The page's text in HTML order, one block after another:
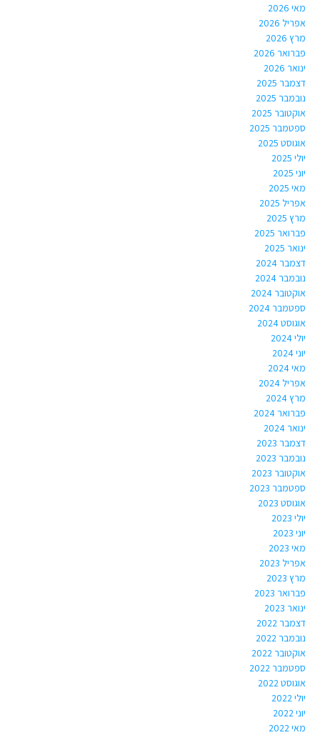
מאי 2026
אפריל 2026
מרץ 2026
פברואר 2026
ינואר 2026
דצמבר 2025
נובמבר 2025
אוקטובר 2025
ספטמבר 2025
אוגוסט 2025
יולי 2025
יוני 2025
מאי 2025
אפריל 2025
מרץ 2025
פברואר 2025
ינואר 2025
דצמבר 2024
נובמבר 2024
אוקטובר 2024
ספטמבר 2024
אוגוסט 2024
יולי 2024
יוני 2024
מאי 2024
אפריל 2024
מרץ 2024
פברואר 2024
ינואר 2024
דצמבר 2023
נובמבר 2023
אוקטובר 2023
ספטמבר 2023
אוגוסט 2023
יולי 2023
יוני 2023
מאי 2023
אפריל 2023
מרץ 2023
פברואר 2023
ינואר 2023
דצמבר 2022
נובמבר 2022
אוקטובר 2022
ספטמבר 2022
אוגוסט 2022
יולי 2022
יוני 2022
מאי 2022